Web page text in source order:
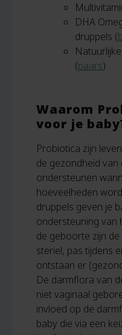
DHA
druppels (
(paars)
Waarom
voor je
Probiotica zijn
de gezondheid
ondersteunen
hoeveelheden
druppels geven je
ondersteuning van
de geboorte zijn
steriel, pas tijdens
ontstaan er
De darmflora van
niet vaginaal
invloed op de
baby die via een